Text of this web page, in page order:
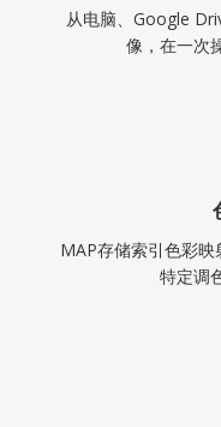
从电脑、Google
像，在一次
MAP存储索引色彩
特定调